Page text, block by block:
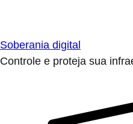
Soberania digital
Controle e proteja sua